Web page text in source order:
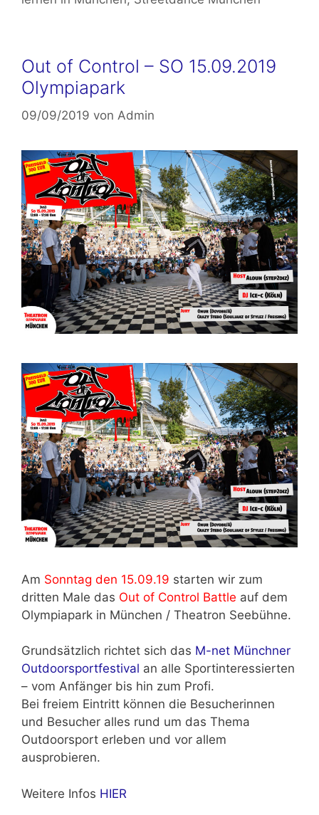
Out of Control – SO 15.09.2019
Olympiapark
09/09/2019 von Admin
Am Sonntag den 15.09.19 starten wir zum
dritten Male das Out of Control Battle auf dem
Olympiapark in München / Theatron Seebühne.
Grundsätzlich richtet sich das M-net Münchner
Outdoorsportfestival an alle Sportinteressierten
– vom Anfänger bis hin zum Profi.
Bei freiem Eintritt können die Besucherinnen
und Besucher alles rund um das Thema
Outdoorsport erleben und vor allem
ausprobieren.
Weitere Infos HIER